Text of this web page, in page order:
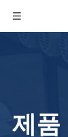
제품